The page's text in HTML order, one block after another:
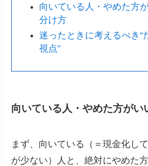
向いている人・やめた方
分け方
迷ったときに考えるべき“
視点”
向いている人・やめた方がい
まず、向いている（＝現金化し
が少ない）人と、絶対にやめた